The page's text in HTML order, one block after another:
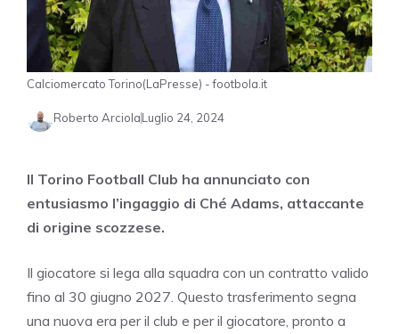
Calciomercato Torino(LaPresse) - footbola.it
Roberto ArciolaLuglio 24, 2024
Il Torino Football Club ha annunciato con
entusiasmo l’ingaggio di Ché Adams, attaccante
di origine scozzese.
Il giocatore si lega alla squadra con un contratto valido
fino al 30 giugno 2027. Questo trasferimento segna
una nuova era per il club e per il giocatore, pronto a